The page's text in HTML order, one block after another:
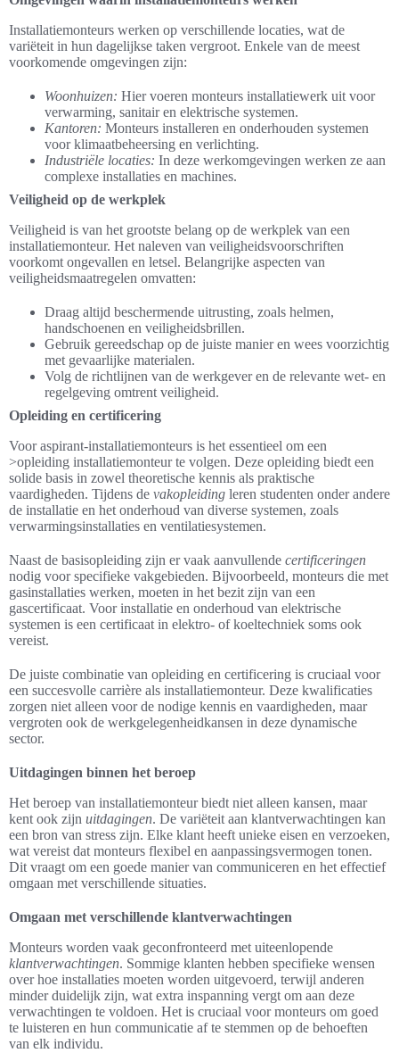
Installatiemonteurs werken op verschillende locaties, wat de
variëteit in hun dagelijkse taken vergroot. Enkele van de meest
voorkomende omgevingen zijn:
Woonhuizen: Hier voeren monteurs installatiewerk uit voor
verwarming, sanitair en elektrische systemen.
Kantoren: Monteurs installeren en onderhouden systemen
voor klimaatbeheersing en verlichting.
Industriële locaties: In deze werkomgevingen werken ze aan
complexe installaties en machines.
Veiligheid op de werkplek
Veiligheid is van het grootste belang op de werkplek van een
installatiemonteur. Het naleven van veiligheidsvoorschriften
voorkomt ongevallen en letsel. Belangrijke aspecten van
veiligheidsmaatregelen omvatten:
Draag altijd beschermende uitrusting, zoals helmen,
handschoenen en veiligheidsbrillen.
Gebruik gereedschap op de juiste manier en wees voorzichtig
met gevaarlijke materialen.
Volg de richtlijnen van de werkgever en de relevante wet- en
regelgeving omtrent veiligheid.
Opleiding en certificering
Voor aspirant-installatiemonteurs is het essentieel om een
>opleiding installatiemonteur te volgen. Deze opleiding biedt een
solide basis in zowel theoretische kennis als praktische
vaardigheden. Tijdens de vakopleiding leren studenten onder andere
de installatie en het onderhoud van diverse systemen, zoals
verwarmingsinstallaties en ventilatiesystemen.
Naast de basisopleiding zijn er vaak aanvullende certificeringen
nodig voor specifieke vakgebieden. Bijvoorbeeld, monteurs die met
gasinstallaties werken, moeten in het bezit zijn van een
gascertificaat. Voor installatie en onderhoud van elektrische
systemen is een certificaat in elektro- of koeltechniek soms ook
vereist.
De juiste combinatie van opleiding en certificering is cruciaal voor
een succesvolle carrière als installatiemonteur. Deze kwalificaties
zorgen niet alleen voor de nodige kennis en vaardigheden, maar
vergroten ook de werkgelegenheidkansen in deze dynamische
sector.
Uitdagingen binnen het beroep
Het beroep van installatiemonteur biedt niet alleen kansen, maar
kent ook zijn uitdagingen. De variëteit aan klantverwachtingen kan
een bron van stress zijn. Elke klant heeft unieke eisen en verzoeken,
wat vereist dat monteurs flexibel en aanpassingsvermogen tonen.
Dit vraagt om een goede manier van communiceren en het effectief
omgaan met verschillende situaties.
Omgaan met verschillende klantverwachtingen
Monteurs worden vaak geconfronteerd met uiteenlopende
klantverwachtingen. Sommige klanten hebben specifieke wensen
over hoe installaties moeten worden uitgevoerd, terwijl anderen
minder duidelijk zijn, wat extra inspanning vergt om aan deze
verwachtingen te voldoen. Het is cruciaal voor monteurs om goed
te luisteren en hun communicatie af te stemmen op de behoeften
van elk individu.